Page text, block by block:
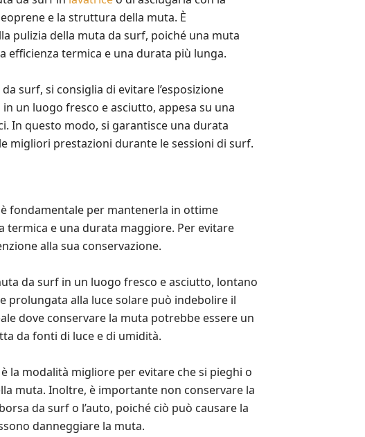
e la struttura della muta. È
pulizia della muta da surf, poiché una muta
efficienza termica e una durata più lunga.
surf, si consiglia di evitare l’esposizione
un luogo fresco e asciutto, appesa su una
In questo modo, si garantisce una durata
migliori prestazioni durante le sessioni di surf.
fondamentale per mantenerla in ottime
termica e una durata maggiore. Per evitare
alla sua conservazione.
da surf in un luogo fresco e asciutto, lontano
prolungata alla luce solare può indebolire il
dove conservare la muta potrebbe essere un
da fonti di luce e di umidità.
la modalità migliore per evitare che si pieghi o
muta. Inoltre, è importante non conservare la
da surf o l’auto, poiché ciò può causare la
danneggiare la muta.